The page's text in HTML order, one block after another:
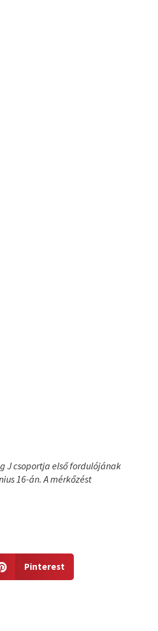
J csoportja első fordulójának
16-án. A mérkőzést
h
Pinterest